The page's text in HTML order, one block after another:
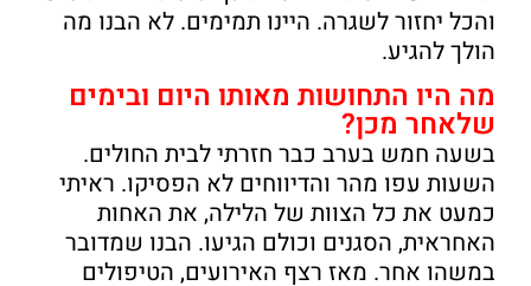
והכל יחזור לשגרה. היינו תמימים. לא הבנו מה
הולך להגיע.
מה היו התחושות מאותו היום ובימים
שלאחר מכן?
בשעה חמש בערב כבר חזרתי לבית החולים.
השעות עפו מהר והדיווחים לא הפסיקו. ראיתי
כמעט את כל הצוות של הלילה, את האחות
האחראית, הסגנים וכולם הגיעו. הבנו שמדובר
במשהו אחר. מאז רצף האירועים, הטיפולים